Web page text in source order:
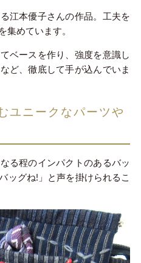
江本優子さんの作品。工夫を
集めています。
ベースを作り、強度を意識し
ど、徹底して手が込んでいま
ユニークなパーツや
る程のインパクトのあるバッ
ッグね!」と声を掛けられるこ